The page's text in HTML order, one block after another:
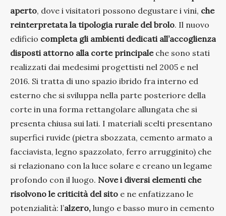
aperto, dove i visitatori possono degustare i vini, che
reinterpretata la tipologia rurale del brolo. Il nuovo
edificio completa gli ambienti dedicati all’accoglienza
disposti attorno alla corte principaleche sono stati
realizzati dai medesimi progettisti nel 2005 e nel
2016. Si tratta di uno spazio ibrido fra interno ed
esterno che si sviluppa nella parte posteriore della
corte in una forma rettangolare allungata che si
presenta chiusa sui lati. I materiali scelti presentano
superfici ruvide (pietra sbozzata, cemento armato a
facciavista, legno spazzolato, ferro arrugginito) che
si relazionano con la luce solare e creano un legame
profondo con il luogo. Nove i diversi elementi che
risolvono le criticità del sito e ne enfatizzano le
potenzialità: l’alzero, lungo e basso muro in cemento